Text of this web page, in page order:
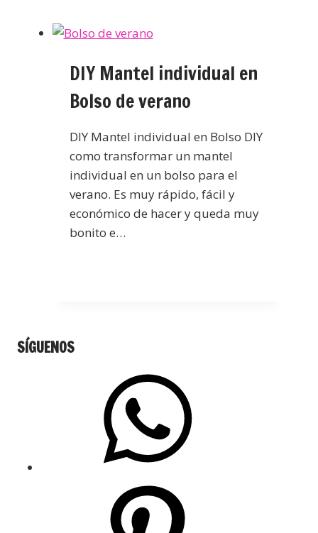
DIY Mantel individual en
Bolso de verano
DIY Mantel individual en Bolso DIY
como transformar un mantel
individual en un bolso para el
verano. Es muy rápido, fácil y
económico de hacer y queda muy
bonito e…
SÍGUENOS